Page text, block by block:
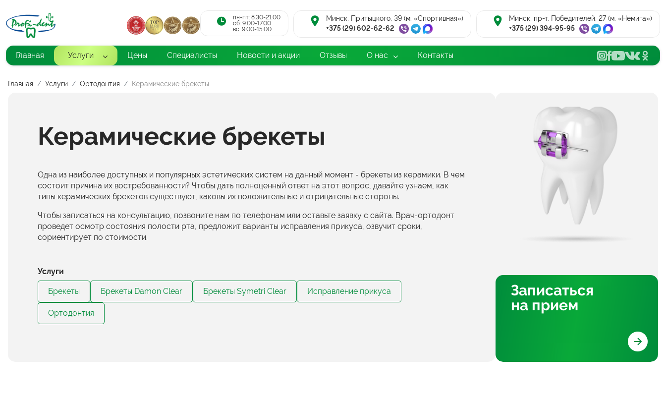
пн-пт: 8.30-21.00
cб: 9.00-17.00
вс: 9.00-15.00
Минск, Притыцкого, 39 (м. «Спортивная»)
+375 (29) 602-62-62
Минск, пр-т. Победителей, 27 (м. «Немига»)
+375 (29) 394-95-95
Главная Услуги Цены Специалисты Новости и акции Отзывы О нас Контакты
Главная Услуги Ортодонтия Керамические брекеты
Керамические брекеты
Одна из наиболее доступных и популярных эстетических систем на данный момент - брекеты из керамики. В чем
состоит причина их востребованности? Чтобы дать полноценный ответ на этот вопрос, давайте узнаем, как
типы керамических брекетов существуют, каковы их положительные и отрицательные стороны.
Чтобы записаться на консультацию, позвоните нам по телефонам или оставьте заявку с сайта. Врач-ортодонт
проведет осмотр состояния полости рта, предложит варианты исправления прикуса, озвучит сроки,
сориентирует по стоимости.
Услуги
Брекеты Брекеты Damon Clear Брекеты Symetri Clear Исправление прикуса
Ортодонтия
Записаться
на прием